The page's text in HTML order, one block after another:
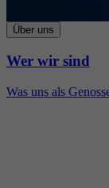
Über uns
Wer wir sind
Was uns als